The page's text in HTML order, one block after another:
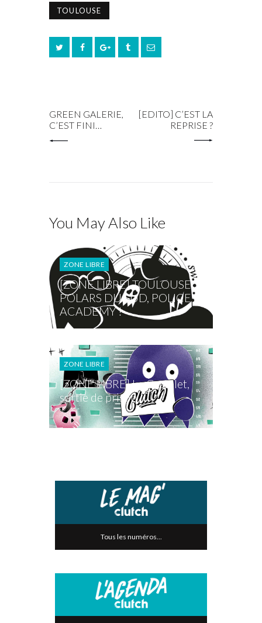
TOULOUSE
GREEN GALERIE,
C’EST FINI…
[EDITO] C’EST LA
REPRISE ?
You May Also Like
ZONE LIBRE
[ZONE LIBRE] TOULOUSE
POLARS DU SUD, POLICE
ACADEMY !
ZONE LIBRE
[ZONE LIBRE] Le Castelet,
sortie de prison !
Tous les numéros...